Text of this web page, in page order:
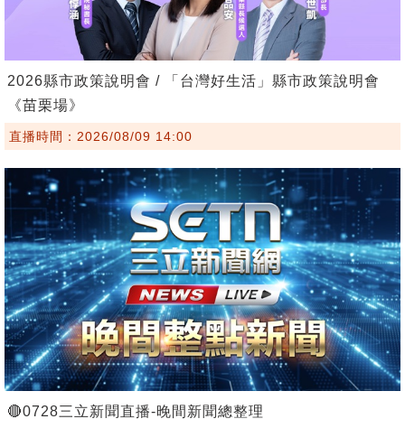
2026縣市政策說明會 / 「台灣好生活」縣市政策說明會
《苗栗場》
直播時間：2026/08/09 14:00
🔴0728三立新聞直播-晚間新聞總整理